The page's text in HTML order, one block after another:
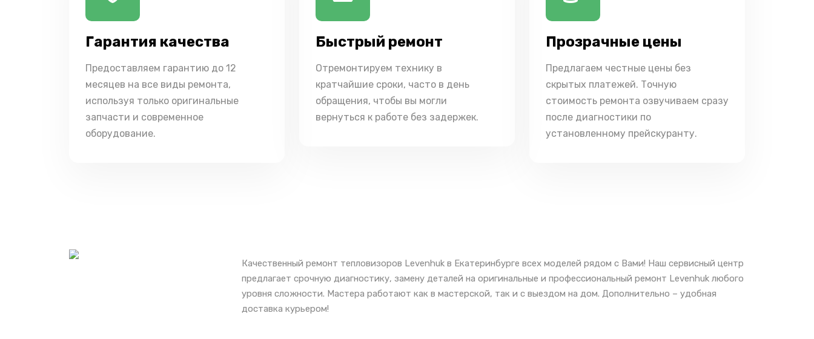
Гарантия качества
Предоставляем гарантию до 12
месяцев на все виды ремонта,
используя только оригинальные
запчасти и современное
оборудование.
Быстрый ремонт
Отремонтируем технику в
кратчайшие сроки, часто в день
обращения, чтобы вы могли
вернуться к работе без задержек.
Прозрачные цены
Предлагаем честные цены без
скрытых платежей. Точную
стоимость ремонта озвучиваем сразу
после диагностики по
установленному прейскуранту.
Качественный ремонт тепловизоров Levenhuk в Екатеринбурге всех моделей рядом с Вами! Наш сервисный центр
предлагает срочную диагностику, замену деталей на оригинальные и профессиональный ремонт Levenhuk любого
уровня сложности. Мастера работают как в мастерской, так и с выездом на дом. Дополнительно – удобная
доставка курьером!